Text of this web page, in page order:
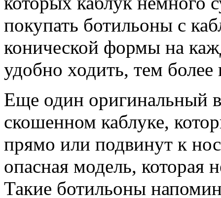
покупать ботильоны с
конической формы на
удобно ходить, тем
Еще один оригинальный
скошенном каблуке,
прямо или подвинут к
опасная модель, которая
Такие ботильоны